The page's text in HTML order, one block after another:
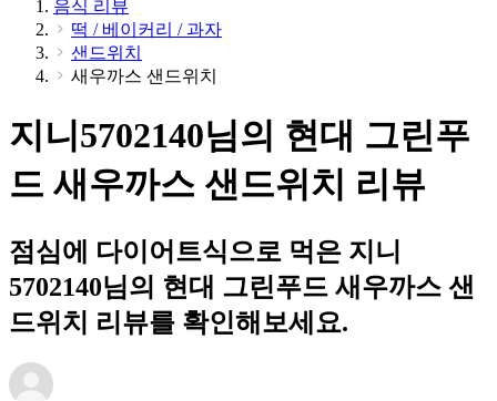
음식 리뷰
떡 / 베이커리 / 과자
샌드위치
새우까스 샌드위치
지니5702140님의 현대 그린푸
드 새우까스 샌드위치 리뷰
점심에 다이어트식으로 먹은 지니
5702140님의 현대 그린푸드 새우까스 샌
드위치 리뷰를 확인해보세요.